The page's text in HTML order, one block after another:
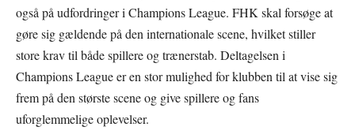
også på udfordringer i Champions League. FHK skal forsøge at
gøre sig gældende på den internationale scene, hvilket stiller
store krav til både spillere og trænerstab. Deltagelsen i
Champions League er en stor mulighed for klubben til at vise sig
frem på den største scene og give spillere og fans
uforglemmelige oplevelser.